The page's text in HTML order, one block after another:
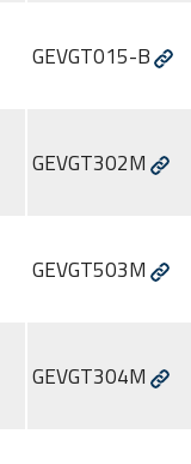
GEVGT015-B
GEVGT302M
GEVGT503M
GEVGT304M